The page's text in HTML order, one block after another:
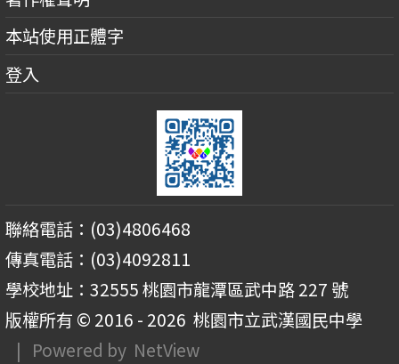
本站使用正體字
登入
聯絡電話：(03)4806468
傳真電話：(03)4092811
學校地址：32555 桃園市龍潭區武中路 227 號
版權所有 © 2016 - 2026 桃園市立武漢國民中學
| Powered by NetView